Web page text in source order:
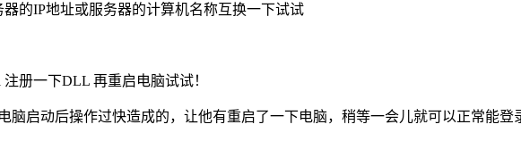
的IP地址或服务器的计算机名称互换一下试试
册一下DLL 再重启电脑试试！
脑启动后操作过快造成的，让他有重启了一下电脑，稍等一会儿就可以正常能登